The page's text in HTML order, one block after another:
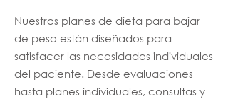
Nuestros planes de dieta para bajar
de peso están diseñados para
satisfacer las necesidades individuales
del paciente. Desde evaluaciones
hasta planes individuales, consultas y